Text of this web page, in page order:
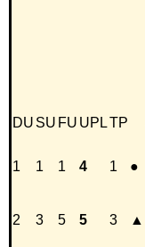
DU SU FU UPLTP
1 1 1 4 1 ●
2 3 5 5 3 ▲